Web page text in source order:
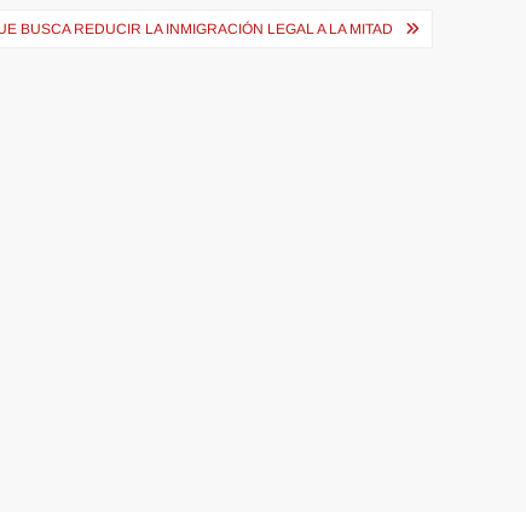
BUSCA REDUCIR LA INMIGRACIÓN LEGAL A LA MITAD